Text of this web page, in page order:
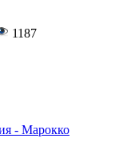
1187
- Марокко